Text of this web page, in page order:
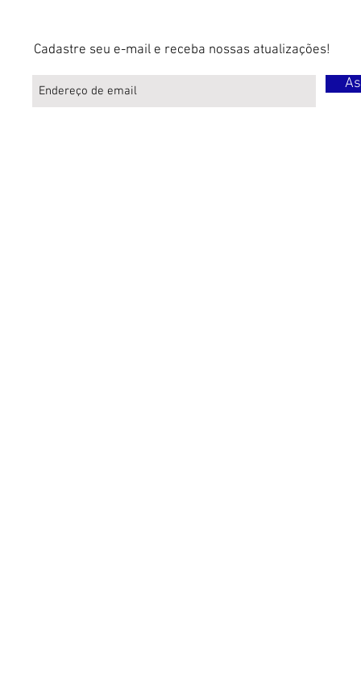
Cadastre seu e-mail e receba nossas atualizações!